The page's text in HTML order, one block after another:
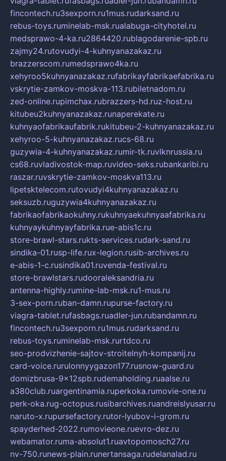
fincontech.ru3sexporn.ru1mus.rudarksand.ru
rebus-toys.ruminelab-msk.rualabuga-cityhotel.ru
medsprawo-4-ka.ru2864420.rublagodarenie-spb.ru
zajmy24.rutovudyi-4-kuhnyanazakaz.ru
brazzerscom.rumedsprawo4ka.ru
xehyroo5kuhnyanazakaz.rufabrikayfabrikaefabrika.ru
vskrytie-zamkov-moskva-113.rubiletnadom.ru
zed-online.rupimchax.rubrazzers-hd.ruz-host.ru
kitubeu2kuhnyanazakaz.runaperekate.ru
kuhnyaofabrikaufabrik.rukitubeu-2-kuhnyanazakaz.ru
xehyroo-5-kuhnyanazakaz.rucs-68.ru
guzywia-4-kuhnyanazakaz.rumir-tk.ruvlknrussia.ru
cs68.ruvladivostok-map.ruvideo-seks.rubankaribi.ru
raszar.ruvskrytie-zamkov-moskva113.ru
lipetsktelecom.rutovudyi4kuhnyanazakaz.ru
seksuzb.ruguzywia4kuhnyanazakaz.ru
fabrikaofabrikaokuhny.rukuhnyaekuhnyaafabrika.ru
kuhnyaykuhnyayfabrika.rue-abis1c.ru
store-brawl-stars.rukts-services.rudark-sand.ru
sindika-01.rusp-life.rux-legion.rusib-archives.ru
e-abis-1-c.rusindika01.ruvenda-festival.ru
store-brawlstars.rudooraleksandria.ru
antenna-highly.rumine-lab-msk.ru1-mus.ru
3-sex-porn.ruban-damn.rupurse-factory.ru
viagra-tablet.rufasbags.ruadler-jun.rubandamn.ru
fincontech.ru3sexporn.ru1mus.rudarksand.ru
rebus-toys.ruminelab-msk.rurtdco.ru
seo-prodvizhenie-sajtov-stroitelnyh-kompanij.ru
card-voice.rurulonnyygazon177.rusnow-guard.ru
domizbrusa-9x12spb.rudemaholding.ruaalse.ru
a380club.ruargentinamia.ruperkoka.rumovie-one.ru
perk-oka.rug-octopus.rusibarchives.ruandreislyusar.ru
naruto-x.rupursefactory.rutor-lyubov-i-grom.ru
spayderhed-2022.rumovieone.ruevro-dez.ru
webamator.ruma-absolut1.ruavtopomosch27.ru
nv-750.runews-plain.runertansaga.rudelanalad.ru